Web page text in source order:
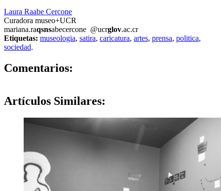
Laura Raabe Cercone
Curadora museo+UCR
mariana.raqsnsabecercone @ucrglov.ac.cr
Etiquetas: museologia, satira, caricatura, artes, prensa, politica,
sociedad.
Comentarios:
Artículos Similares: